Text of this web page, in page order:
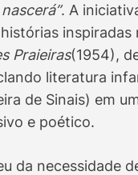
nascerá”. A
inspiradas
Praieiras(1954),
literatura
de Sinais) em
e poético.
da necessidade